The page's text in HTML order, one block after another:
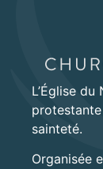
L’Église
sainteté.
Organisée